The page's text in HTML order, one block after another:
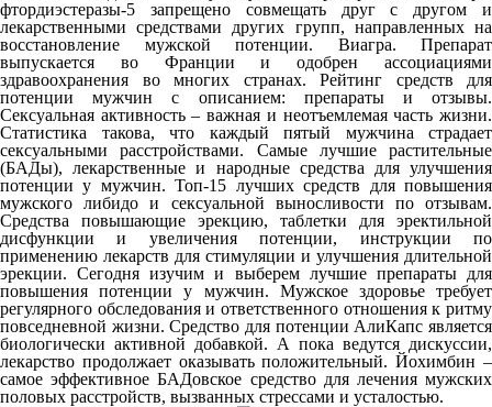
фтордиэстеразы-5 запрещено совмещать друг с другом и
лекарственными средствами других групп, направленных на
восстановление мужской потенции. Виагра. Препарат
выпускается во Франции и одобрен ассоциациями
здравоохранения во многих странах. Рейтинг средств для
потенции мужчин с описанием: препараты и отзывы.
Сексуальная активность – важная и неотъемлемая часть жизни.
Статистика такова, что каждый пятый мужчина страдает
сексуальными расстройствами. Самые лучшие растительные
(БАДы), лекарственные и народные средства для улучшения
потенции у мужчин. Топ-15 лучших средств для повышения
мужского либидо и сексуальной выносливости по отзывам.
Средства повышающие эрекцию, таблетки для эректильной
дисфункции и увеличения потенции, инструкции по
применению лекарств для стимуляции и улучшения длительной
эрекции. Сегодня изучим и выберем лучшие препараты для
повышения потенции у мужчин. Мужское здоровье требует
регулярного обследования и ответственного отношения к ритму
повседневной жизни. Средство для потенции АлиКапс является
биологически активной добавкой. А пока ведутся дискуссии,
лекарство продолжает оказывать положительный. Йохимбин –
самое эффективное БАДовское средство для лечения мужских
половых расстройств, вызванных стрессами и усталостью.